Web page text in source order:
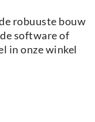
robuuste bouw
software of
in onze winkel